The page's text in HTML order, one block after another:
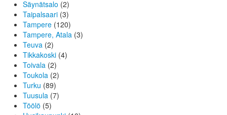
Säynätsalo (2)
Taipalsaari (3)
Tampere (120)
Tampere, Atala (3)
Teuva (2)
Tikkakoski (4)
Toivala (2)
Toukola (2)
Turku (89)
Tuusula (7)
Töölö (5)